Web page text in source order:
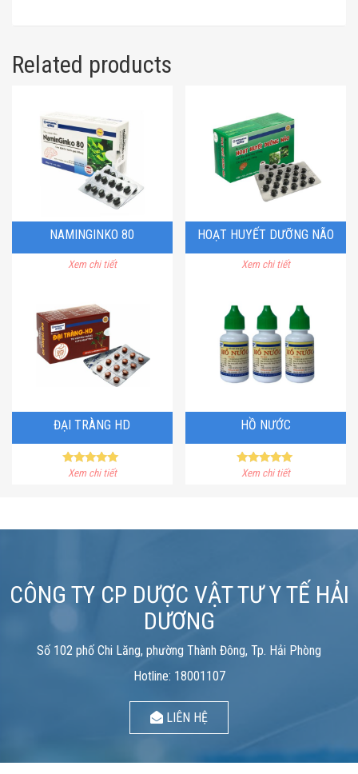
Related products
NAMINGINKO 80
Xem chi tiết
HOẠT HUYẾT DƯỠNG NÃO
Xem chi tiết
ĐẠI TRÀNG HD
Rated
Xem chi tiết
HỒ NƯỚC
Rated
Xem chi tiết
CÔNG TY CP DƯỢC VẬT TƯ Y TẾ HẢI
DƯƠNG
Số 102 phố Chi Lăng, phường Thành Đông, Tp. Hải Phòng
Hotline: 18001107
LIÊN HỆ